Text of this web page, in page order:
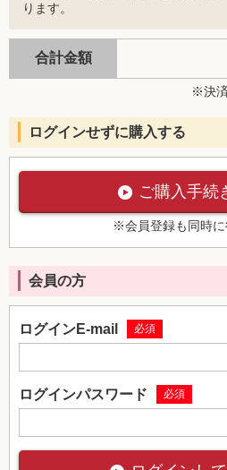
ります。
合計金額
※決
ログインせずに購入する
ご購入手続
※会員登録も同時に
会員の方
ログインE-mail 必須
ログインパスワード 必須